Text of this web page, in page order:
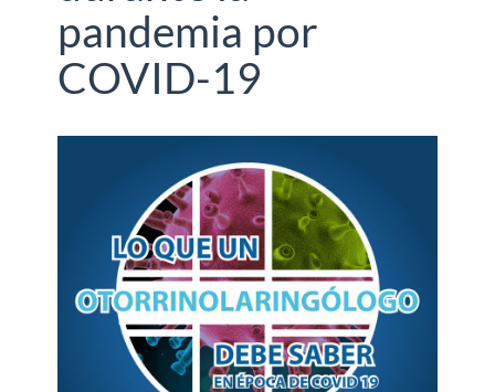
pandemia por
COVID-19
lateral
artículo